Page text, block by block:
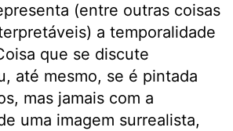
(entre outras coisas
a temporalidade
que se discute
até mesmo, se é pintada
mas jamais com a
uma imagem surrealista,